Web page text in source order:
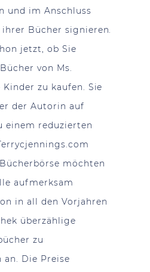
und im Anschluss
ihrer Bücher signieren.
jetzt, ob Sie
von Ms.
zu kaufen. Sie
der Autorin auf
einem reduzierten
möchten
aufmerksam
in all den Vorjahren
überzählige
zu
an. Die Preise